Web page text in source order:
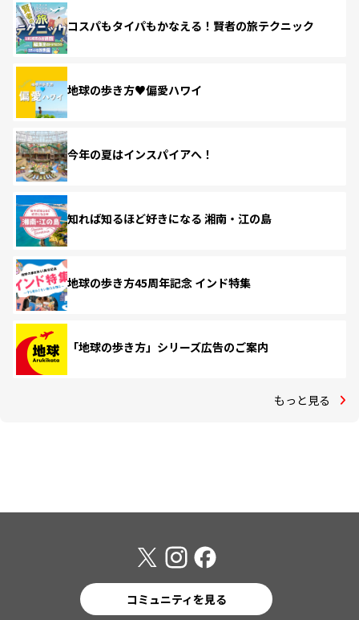
コスパもタイパもかなえる！賢者の旅テクニック
地球の歩き方♥偏愛ハワイ
今年の夏はインスパイアへ！
知れば知るほど好きになる 湘南・江の島
地球の歩き方45周年記念 インド特集
「地球の歩き方」シリーズ広告のご案内
もっと見る
コミュニティを見る